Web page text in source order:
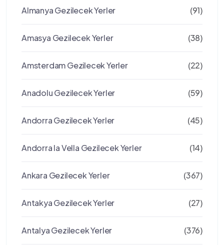
Almanya Gezilecek Yerler (91)
Amasya Gezilecek Yerler (38)
Amsterdam Gezilecek Yerler (22)
Anadolu Gezilecek Yerler (59)
Andorra Gezilecek Yerler (45)
Andorra la Vella Gezilecek Yerler (14)
Ankara Gezilecek Yerler (367)
Antakya Gezilecek Yerler (27)
Antalya Gezilecek Yerler (376)